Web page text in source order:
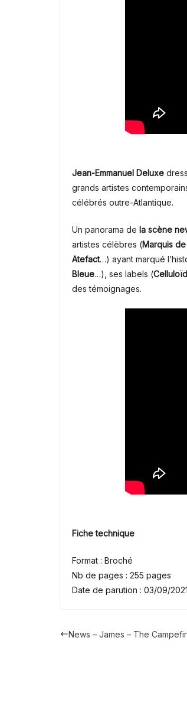
Jean-Emmanuel Deluxe
grands artistes
célébrés outre-Atlantique.
Un panorama de la scène
artistes célèbres (Marquis
Atefact…) ayant marqué
Bleue…), ses labels (Celluloïd
des témoignages.
Fiche technique
Format : Broché
Nb de pages : 255 pages
Date de parution : 03/09/2021
News – James – The